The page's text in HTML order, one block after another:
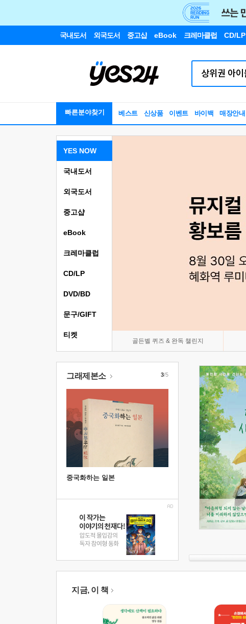
국내도서 외국도서 중고샵 eBook 크레마클럽 CD/LP
빠른분야찾기 베스트 신상품 이벤트 바이백 매장안내
YES NOW
골든벨 퀴즈 & 완독 챌린지
국내도서
외국도서
중고샵
eBook
크레마클럽
CD/LP
DVD/BD
문구/GIFT
티켓
그래제본소
중국화하는 일본
3/5
지금, 이 책